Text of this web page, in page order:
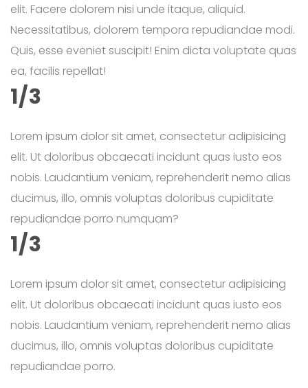
elit. Facere dolorem nisi unde itaque, aliquid.
Necessitatibus, dolorem tempora repudiandae modi.
Quis, esse eveniet suscipit! Enim dicta voluptate quas
ea, facilis repellat!
1/3
Lorem ipsum dolor sit amet, consectetur adipisicing
elit. Ut doloribus obcaecati incidunt quas iusto eos
nobis. Laudantium veniam, reprehenderit nemo alias
ducimus, illo, omnis voluptas doloribus cupiditate
repudiandae porro numquam?
1/3
Lorem ipsum dolor sit amet, consectetur adipisicing
elit. Ut doloribus obcaecati incidunt quas iusto eos
nobis. Laudantium veniam, reprehenderit nemo alias
ducimus, illo, omnis voluptas doloribus cupiditate
repudiandae porro.